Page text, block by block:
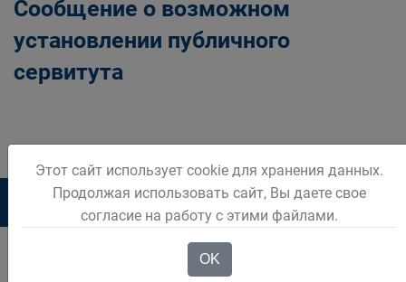
Сообщение о возможном
установлении публичного
сервитута
2 3 4 5 6
Этот сайт использует cookie для хранения данных.
Продолжая использовать сайт, Вы даете свое
согласие на работу с этими файлами.
OK